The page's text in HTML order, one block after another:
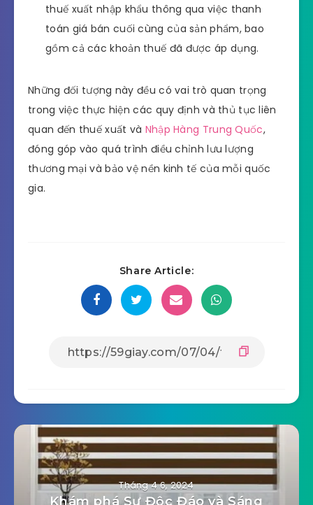
thuế xuất nhập khẩu thông qua việc thanh
toán giá bán cuối cùng của sản phẩm, bao
gồm cả các khoản thuế đã được áp dụng.
Những đối tượng này đều có vai trò quan trọng
trong việc thực hiện các quy định và thủ tục liên
quan đến thuế xuất và Nhập Hàng Trung Quốc,
đóng góp vào quá trình điều chỉnh lưu lượng
thương mại và bảo vệ nền kinh tế của mỗi quốc
gia.
Share Article:
Tháng 4 6, 2024
Khám phá Sự Độc Đáo và Sáng